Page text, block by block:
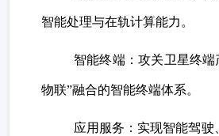
智能处理与在轨计算能力。
智能终端：攻关卫星终
物联”融合的智能终端体系。
应用服务：实现智能驾